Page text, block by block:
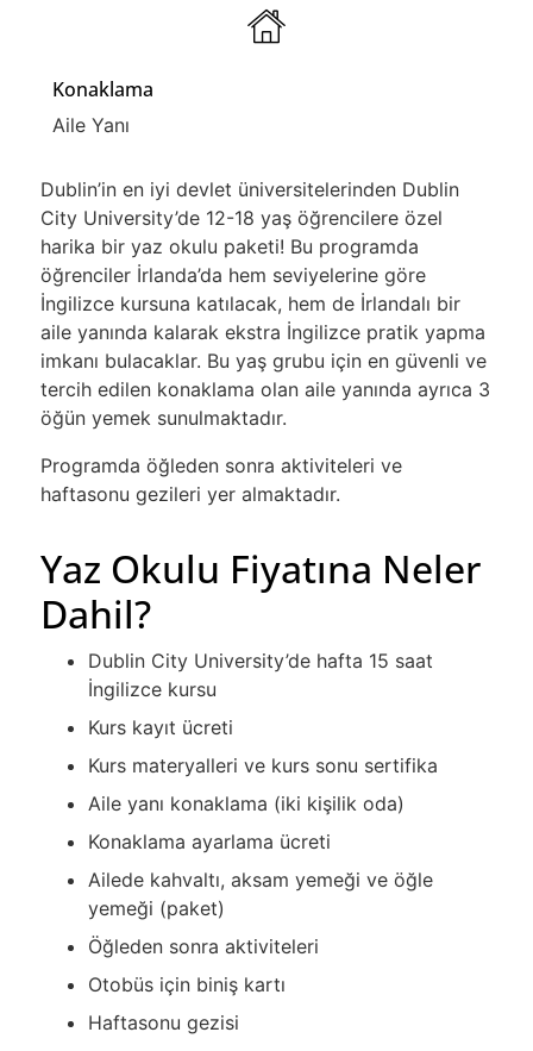
Konaklama
Aile Yanı
Dublin’in en iyi devlet üniversitelerinden Dublin
City University’de 12-18 yaş öğrencilere özel
harika bir yaz okulu paketi! Bu programda
öğrenciler İrlanda’da hem seviyelerine göre
İngilizce kursuna katılacak, hem de İrlandalı bir
aile yanında kalarak ekstra İngilizce pratik yapma
imkanı bulacaklar. Bu yaş grubu için en güvenli ve
tercih edilen konaklama olan aile yanında ayrıca 3
öğün yemek sunulmaktadır.
Programda öğleden sonra aktiviteleri ve
haftasonu gezileri yer almaktadır.
Yaz Okulu Fiyatına Neler
Dahil?
Dublin City University’de hafta 15 saat
İngilizce kursu
Kurs kayıt ücreti
Kurs materyalleri ve kurs sonu sertifika
Aile yanı konaklama (iki kişilik oda)
Konaklama ayarlama ücreti
Ailede kahvaltı, aksam yemeği ve öğle
yemeği (paket)
Öğleden sonra aktiviteleri
Otobüs için biniş kartı
Haftasonu gezisi